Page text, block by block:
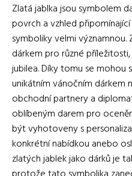
Zlatá jablka jsou symbolem
povrch a vzhled
symboliky velmi významnou.
dárkem pro různé
jubilea. Díky tomu se mohou
unikátním vánočním
obchodní partnery a
oblíbeným darem pro
být vyhotoveny s
konkrétní nabídkou anebo
zlatých jablek jako dárků je